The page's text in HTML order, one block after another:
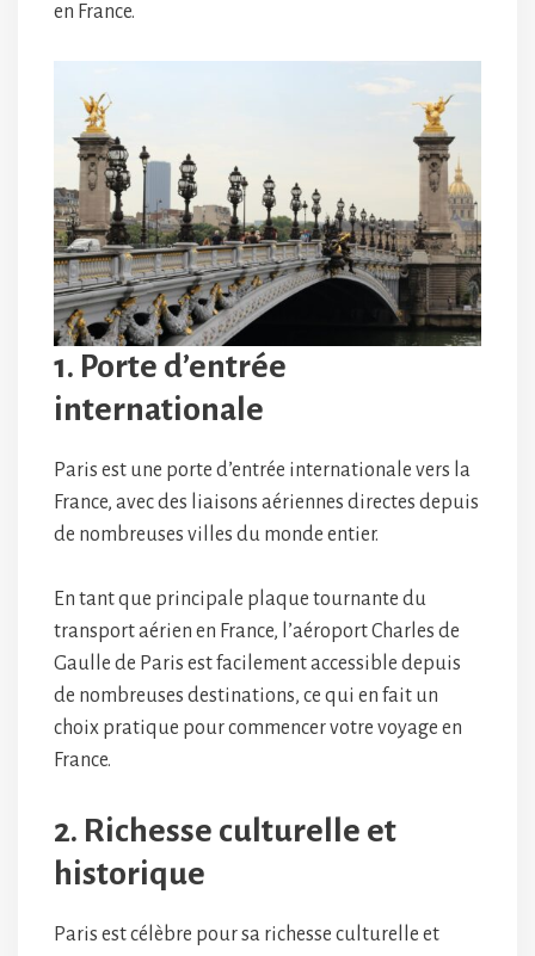
en France.
1. Porte d’entrée
internationale
Paris est une porte d’entrée internationale vers la
France, avec des liaisons aériennes directes depuis
de nombreuses villes du monde entier.
En tant que principale plaque tournante du
transport aérien en France, l’aéroport Charles de
Gaulle de Paris est facilement accessible depuis
de nombreuses destinations, ce qui en fait un
choix pratique pour commencer votre voyage en
France.
2. Richesse culturelle et
historique
Paris est célèbre pour sa richesse culturelle et